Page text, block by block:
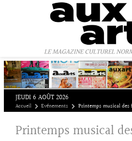
LE MAGAZINE CULTUREL
JEUDI 6 AOÛT 2026
Accueil Evénements Printemps musical des
Printemps musical
Panneau de gestion des cookies